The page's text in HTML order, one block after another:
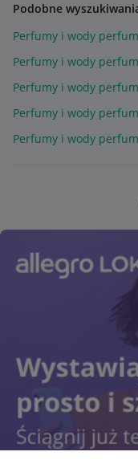
Podobne
Perfumy i wody
Perfumy i wody
Perfumy i wody
Perfumy i wody
Perfumy i wody